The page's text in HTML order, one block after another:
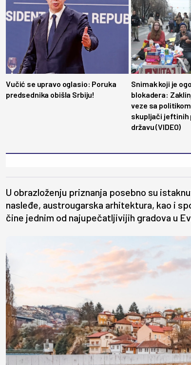
Vučić se upravo oglasio: Poruka
predsednika obišla Srbiju!
Snimak koji je
blokadera:
veze sa
skupljači jeftinih
državu (VIDEO)
U obrazloženju priznanja posebno su
nasleđe, austrougarska arhitektura, kao i
čine jednim od najupečatljivijih gradova u